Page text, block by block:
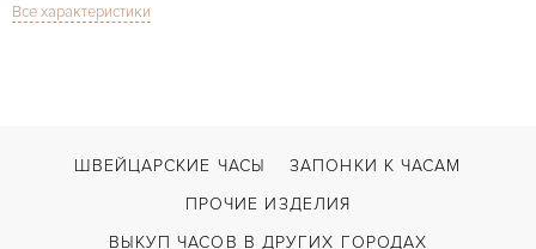
СТЕКЛО
ВОЗМОЖНОСТИ ДОСТАВКИ
Двойной сложности застежка
Все характеристики
ШВЕЙЦАРСКИЕ ЧАСЫ
ЗАПОНКИ К ЧАСАМ
ПРОЧИЕ ИЗДЕЛИЯ
ВЫКУП ЧАСОВ В ДРУГИХ ГОРОДАХ